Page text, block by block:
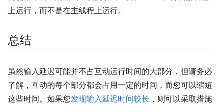
上运行，而不是在主线程上运行。
总结
虽然输入延迟可能并不占互动运行时间的大部分，但请务必
了解，互动的每个部分都会占用一定的时间，而您可以缩短
这些时间。如果您发现输入延迟时间较长 ，则可以采取措施